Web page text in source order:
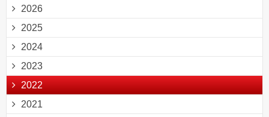
2026
2025
2024
2023
2022
2021